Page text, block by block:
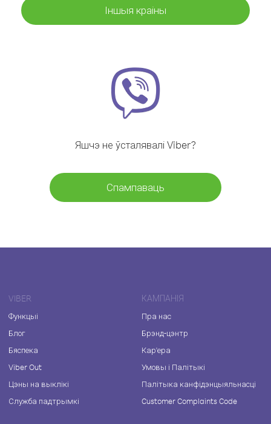
Іншыя краіны
Яшчэ не ўсталявалі Viber?
Спампаваць
VIBER
Функцыі
Блог
Бяспека
Viber Out
Цэны на выклікі
Служба падтрымкі
КАМПАНІЯ
Пра нас
Брэнд-цэнтр
Кар'ера
Умовы і Палітыкі
Палітыка канфідэнцыяльнасці
Customer Complaints Code